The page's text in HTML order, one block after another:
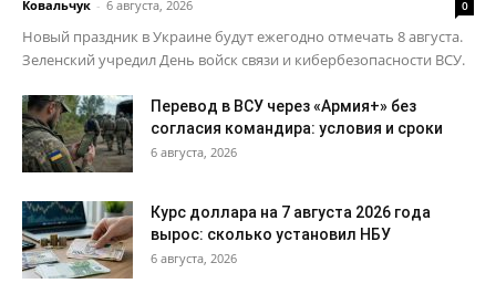
Ковальчук - 6 августа, 2026 0
Новый праздник в Украине будут ежегодно отмечать 8 августа.
Зеленский учредил День войск связи и кибербезопасности ВСУ.
Перевод в ВСУ через «Армия+» без
согласия командира: условия и сроки
6 августа, 2026
Курс доллара на 7 августа 2026 года
вырос: сколько установил НБУ
6 августа, 2026